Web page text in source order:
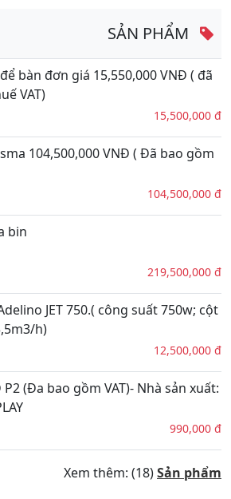
SẢN PHẨM
bàn đơn giá 15,550,000 VNĐ ( đã
VAT)
15,500,000 đ
104,500,000 VNĐ ( Đã bao gồm
104,500,000 đ
bin
219,500,000 đ
JET 750.( công suất 750w; cột
h)
12,500,000 đ
(Đa bao gồm VAT)- Nhà sản xuất:
990,000 đ
Xem thêm: (18)Sản phẩm